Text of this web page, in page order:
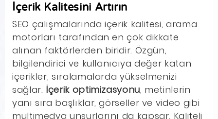
İçerik Kalitesini Artırın
SEO çalışmalarında içerik kalitesi, arama
motorları tarafından en çok dikkate
alınan faktörlerden biridir. Özgün,
bilgilendirici ve kullanıcıya değer katan
içerikler, sıralamalarda yükselmenizi
sağlar. İçerik optimizasyonu, metinlerin
yanı sıra başlıklar, görseller ve video gibi
multimedya unsurlarını da kapsar. Kaliteli